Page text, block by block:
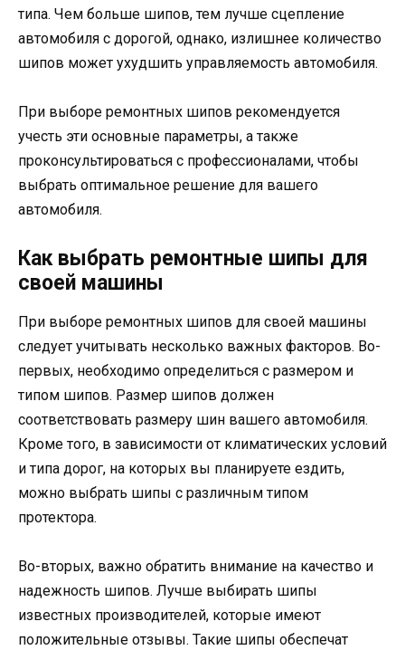
типа. Чем больше шипов, тем лучше сцепление
автомобиля с дорогой, однако, излишнее количество
шипов может ухудшить управляемость автомобиля.
При выборе ремонтных шипов рекомендуется
учесть эти основные параметры, а также
проконсультироваться с профессионалами, чтобы
выбрать оптимальное решение для вашего
автомобиля.
Как выбрать ремонтные шипы для
своей машины
При выборе ремонтных шипов для своей машины
следует учитывать несколько важных факторов. Во-
первых, необходимо определиться с размером и
типом шипов. Размер шипов должен
соответствовать размеру шин вашего автомобиля.
Кроме того, в зависимости от климатических условий
и типа дорог, на которых вы планируете ездить,
можно выбрать шипы с различным типом
протектора.
Во-вторых, важно обратить внимание на качество и
надежность шипов. Лучше выбирать шипы
известных производителей, которые имеют
положительные отзывы. Такие шипы обеспечат